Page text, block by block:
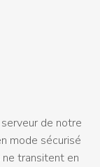
de notre
mode sécurisé
transitent en